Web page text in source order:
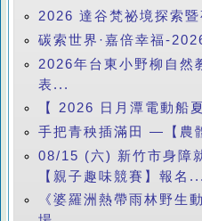
2026 達谷梵祕境探索
碳索世界·嘉倍幸福-
2026年台東小野柳自
表...
【 2026 日月潭電動
手把青秧插滿田 —【農
08/15 (六) 新竹市身障
【親子趣味競賽】報名...
《婆羅洲熱帶雨林野生